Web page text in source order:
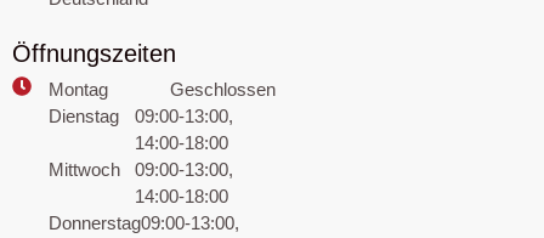
Öffnungszeiten
Montag
Geschlossen
Dienstag
09:00-13:00,
14:00-18:00
Mittwoch
09:00-13:00,
14:00-18:00
Donnerstag09:00-13:00,